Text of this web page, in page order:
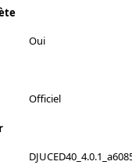
Oui
Officiel